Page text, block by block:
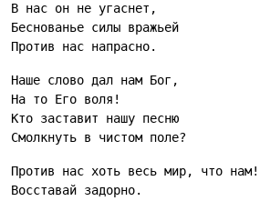
В нас он не угаснет,
Беснованье силы вражьей
Против нас напрасно.
Наше слово дал нам Бог,
На то Его воля!
Кто заставит нашу песню
Смолкнуть в чистом поле?
Против нас хоть весь мир, что нам!
Восставай задорно.